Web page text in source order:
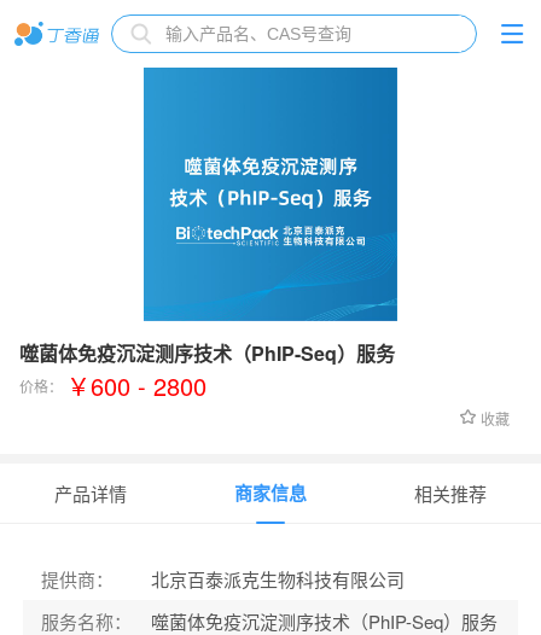
噬菌体免疫沉淀测序技术（PhIP-Seq）服务
价格： ￥600 - 2800
收藏
产品详情 商家信息 相关推荐
提供商：
北京百泰派克生物科技有限公司
服务名称：
噬菌体免疫沉淀测序技术（PhIP-Seq）服务